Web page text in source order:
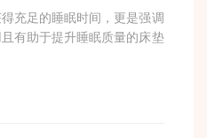
充足的睡眠时间，更是强调
有助于提升睡眠质量的床垫